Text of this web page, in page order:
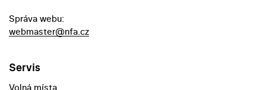
Správa webu:
webmaster@nfa.cz
Servis